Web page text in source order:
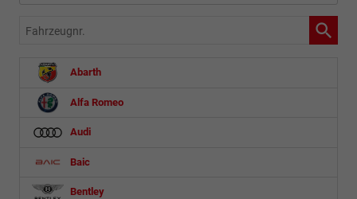
Fahrzeugnr.
Abarth
Alfa Romeo
Audi
Baic
Bentley